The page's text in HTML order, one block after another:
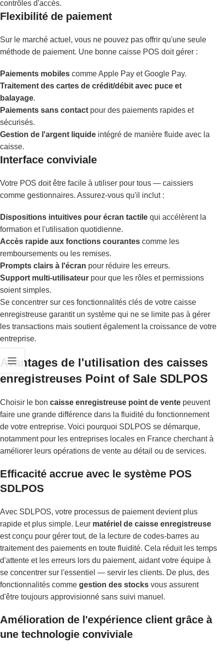
contrôles d'accès.
Flexibilité de paiement
Sur le marché actuel, vous ne pouvez pas offrir qu'une seule
méthode de paiement. Une bonne caisse POS doit gérer :
Paiements mobiles comme Apple Pay et Google Pay.
Traitement des cartes de crédit/débit avec puce et
balayage.
Paiements sans contact pour des paiements rapides et
sécurisés.
Gestion de l'argent liquide intégré de manière fluide avec la
caisse.
Interface conviviale
Votre POS doit être facile à utiliser pour tous — caissiers
comme gestionnaires. Assurez-vous qu'il inclut :
Dispositions intuitives pour écran tactile qui accélèrent la
formation et l'utilisation quotidienne.
Accès rapide aux fonctions courantes comme les
remboursements ou les remises.
Prompts clairs à l'écran pour réduire les erreurs.
Support multi-utilisateur pour que les rôles et permissions
soient simples.
Se concentrer sur ces fonctionnalités clés de votre caisse
enregistreuse garantit un système qui ne se limite pas à gérer
les transactions mais soutient également la croissance de votre
entreprise.
Avantages de l'utilisation des caisses
enregistreuses Point of Sale SDLPOS
Choisir le bon caisse enregistreuse point de vente peuvent
faire une grande différence dans la fluidité du fonctionnement
de votre entreprise. Voici pourquoi SDLPOS se démarque,
notamment pour les entreprises locales en France cherchant à
améliorer leurs opérations de vente au détail ou de services.
Efficacité accrue avec le système POS
SDLPOS
Avec SDLPOS, votre processus de paiement devient plus
rapide et plus simple. Leur matériel de caisse enregistreuse
est conçu pour gérer tout, de la lecture de codes-barres au
traitement des paiements en toute fluidité. Cela réduit les temps
d'attente et les erreurs lors du paiement, aidant votre équipe à
se concentrer sur l'essentiel — servir les clients. De plus, des
fonctionnalités comme gestion des stocks vous assurent
d'être toujours approvisionné sans suivi manuel.
Amélioration de l'expérience client grâce à
une technologie conviviale